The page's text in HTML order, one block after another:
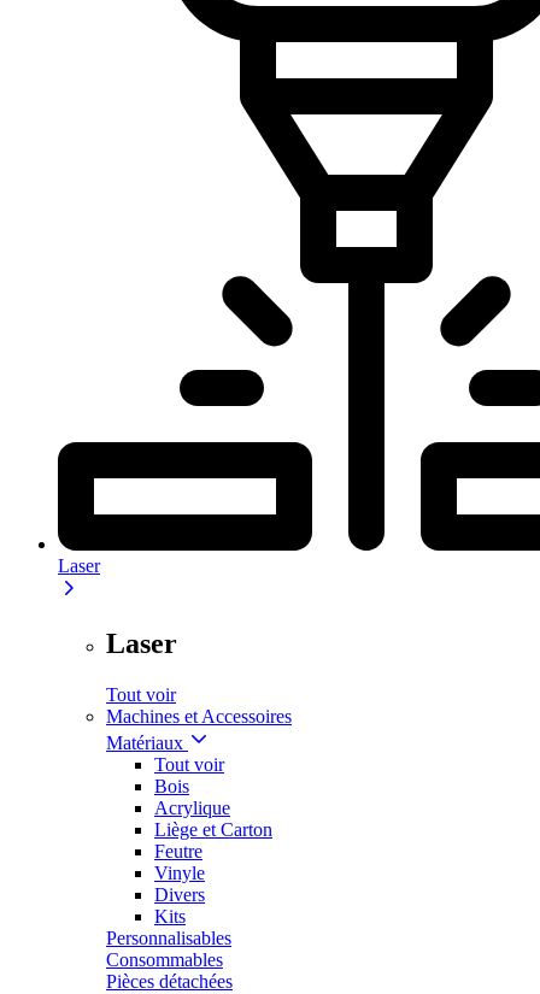
Laser
Laser
Tout voir
Machines et Accessoires
Matériaux
Tout voir
Bois
Acrylique
Liège et Carton
Feutre
Vinyle
Divers
Kits
Personnalisables
Consommables
Pièces détachées